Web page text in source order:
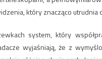
który znacząco utrudnia
system, który
wyjaśniają, że z